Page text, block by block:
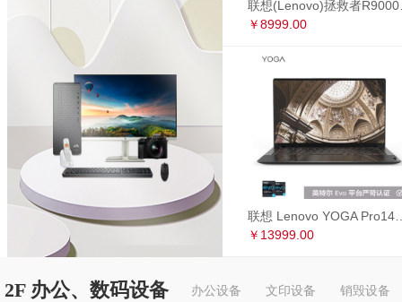
￥8999.00
￥13999.00
2F 办公、数码设备 办公设备 文印设备 销毁设备